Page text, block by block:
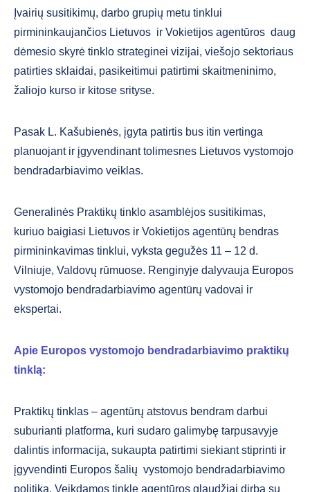
Įvairių susitikimų, darbo grupių metu tinklui
pirmininkaujančios Lietuvos ir Vokietijos agentūros daug
dėmesio skyrė tinklo strateginei vizijai, viešojo sektoriaus
patirties sklaidai, pasikeitimui patirtimi skaitmeninimo,
žaliojo kurso ir kitose srityse.
Pasak L. Kašubienės, įgyta patirtis bus itin vertinga
planuojant ir įgyvendinant tolimesnes Lietuvos vystomojo
bendradarbiavimo veiklas.
Generalinės Praktikų tinklo asamblėjos susitikimas,
kuriuo baigiasi Lietuvos ir Vokietijos agentūrų bendras
pirmininkavimas tinklui, vyksta gegužės 11 – 12 d.
Vilniuje, Valdovų rūmuose. Renginyje dalyvauja Europos
vystomojo bendradarbiavimo agentūrų vadovai ir
ekspertai.
Apie Europos vystomojo bendradarbiavimo praktikų
tinklą:
Praktikų tinklas – agentūrų atstovus bendram darbui
suburianti platforma, kuri sudaro galimybę tarpusavyje
dalintis informacija, sukaupta patirtimi siekiant stiprinti ir
įgyvendinti Europos šalių vystomojo bendradarbiavimo
politiką. Veikdamos tinkle agentūros glaudžiai dirba su